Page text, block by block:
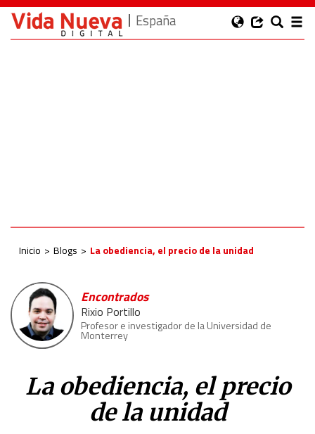
España
Inicio Blogs La obediencia, el precio de la unidad
Encontrados
Rixio Portillo
Profesor e investigador de la Universidad de
Monterrey
La obediencia, el precio
de la unidad